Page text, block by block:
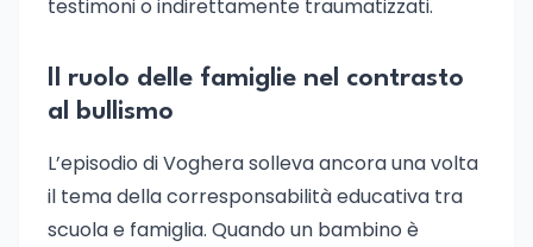
testimoni o indirettamente traumatizzati.
Il ruolo delle famiglie nel contrasto
al bullismo
L’episodio di Voghera solleva ancora una volta
il tema della corresponsabilità educativa tra
scuola e famiglia. Quando un bambino è